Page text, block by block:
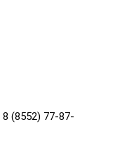
8 (8552) 77-87-